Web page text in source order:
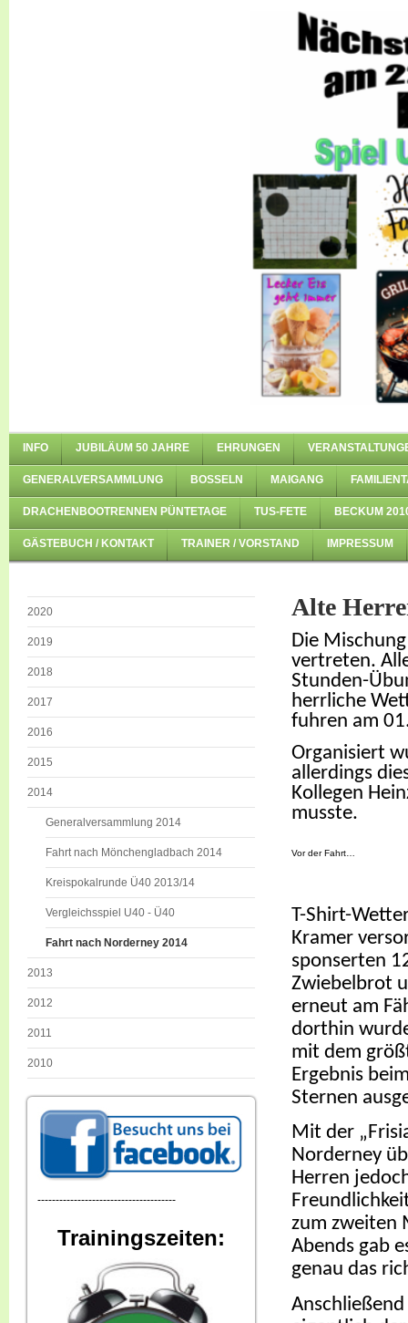
INFO JUBILÄUM 50 JAHRE EHRUNGEN
GENERALVERSAMMLUNG BOSSELN MAIGANG
DRACHENBOOTRENNEN PÜNTETAGE TUS-FETE BECKUM
GÄSTEBUCH / KONTAKT TRAINER / VORSTAND IMPRESSUM
2020
2019
2018
2017
2016
2015
2014
Generalversammlung 2014
Fahrt nach Mönchengladbach 2014
Kreispokalrunde Ü40 2013/14
Vergleichsspiel U40 - Ü40
Fahrt nach Norderney 2014
2013
2012
2011
2010
--------------------------------------
Trainingszeiten:
Alte
Die
vertreten.
Stunden-
herrliche
fuhren am
Organisiert
allerdings
Kollegen
musste.
Vor der Fahrt…
T-Shirt-
Kramer
sponserten
Zwiebelbrot
erneut am
dorthin
mit dem
Ergebnis
Sternen
Mit der
Norderney
Herren
zum zweiten
Abends gab
genau das